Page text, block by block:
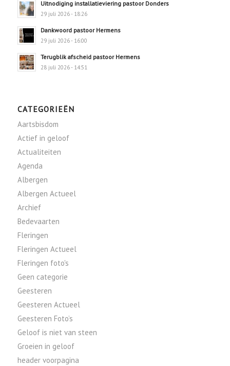
Uitnodiging installatieviering pastoor Donders
29 juli 2026 - 18:26
Dankwoord pastoor Hermens
29 juli 2026 - 16:00
Terugblik afscheid pastoor Hermens
28 juli 2026 - 14:51
CATEGORIEËN
Aartsbisdom
Actief in geloof
Actualiteiten
Agenda
Albergen
Albergen Actueel
Archief
Bedevaarten
Fleringen
Fleringen Actueel
Fleringen foto's
Geen categorie
Geesteren
Geesteren Actueel
Geesteren Foto’s
Geloof is niet van steen
Groeien in geloof
header voorpagina